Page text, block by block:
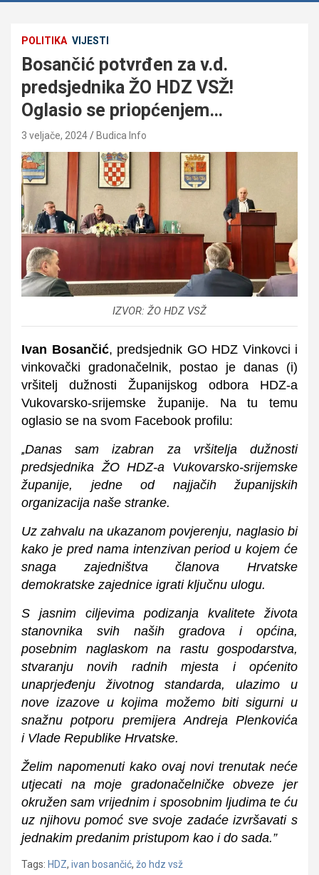
POLITIKA VIJESTI
Bosančić potvrđen za v.d.
predsjednika ŽO HDZ VSŽ!
Oglasio se priopćenjem…
3 veljače, 2024 Budica Info
IZVOR: ŽO HDZ VSŽ
Ivan Bosančić, predsjednik GO HDZ Vinkovci i
vinkovački gradonačelnik, postao je danas (i)
vršitelj dužnosti Županijskog odbora HDZ-a
Vukovarsko-srijemske županije. Na tu temu
oglasio se na svom Facebook profilu:
„Danas sam izabran za vršitelja dužnosti
predsjednika ŽO HDZ-a Vukovarsko-srijemske
županije, jedne od najjačih županijskih
organizacija naše stranke.
Uz zahvalu na ukazanom povjerenju, naglasio bi
kako je pred nama intenzivan period u kojem će
snaga zajedništva članova Hrvatske
demokratske zajednice igrati ključnu ulogu.
S jasnim ciljevima podizanja kvalitete života
stanovnika svih naših gradova i općina,
posebnim naglaskom na rastu gospodarstva,
stvaranju novih radnih mjesta i općenito
unaprjeđenju životnog standarda, ulazimo u
nove izazove u kojima možemo biti sigurni u
snažnu potporu premijera Andreja Plenkovića
iVlade Republike Hrvatske.
Želim napomenuti kako ovaj novi trenutak neće
utjecati na moje gradonačelničke obveze jer
okružen sam vrijednim i sposobnim ljudima te ću
uz njihovu pomoć sve svoje zadaće izvršavati s
jednakim predanim pristupom kao i do sada.”
Tags: HDZ, ivan bosančić, žo hdz vsž